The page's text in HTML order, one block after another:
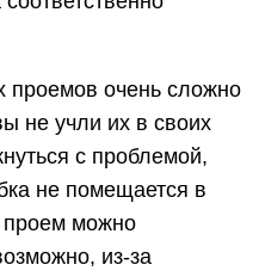
очень сложно
не учли их в своих
с проблемой,
не помещается в
можно
из-за